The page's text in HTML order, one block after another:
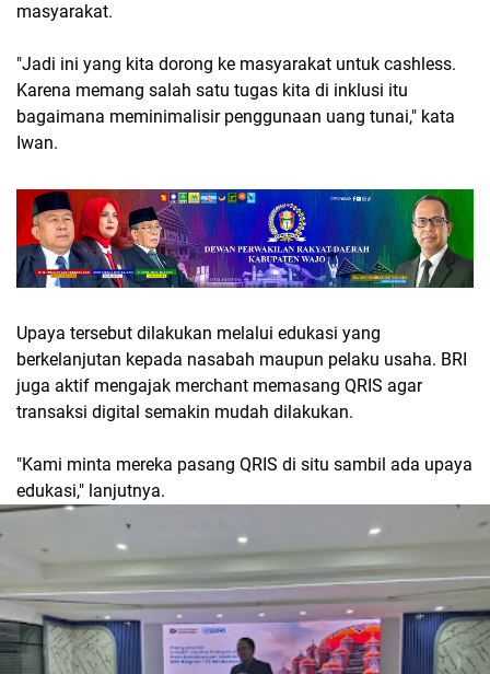
masyarakat.
"Jadi ini yang kita dorong ke masyarakat untuk cashless.
Karena memang salah satu tugas kita di inklusi itu
bagaimana meminimalisir penggunaan uang tunai," kata
Iwan.
Upaya tersebut dilakukan melalui edukasi yang
berkelanjutan kepada nasabah maupun pelaku usaha. BRI
juga aktif mengajak merchant memasang QRIS agar
transaksi digital semakin mudah dilakukan.
"Kami minta mereka pasang QRIS di situ sambil ada upaya
edukasi," lanjutnya.